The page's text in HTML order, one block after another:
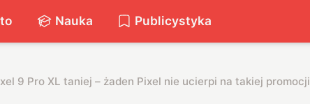
Nauka Publicystyka
9 Pro XL taniej – żaden Pixel nie ucierpi na takiej promocji